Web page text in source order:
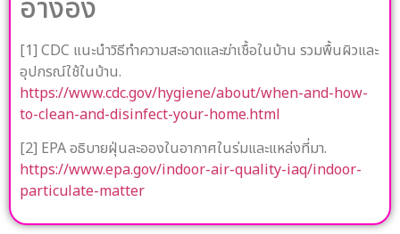
[1] CDC แนะนำวิธีทำความสะอาดและฆ่าเชื้อในบ้าน รวมพื้นผิวและ
อุปกรณ์ใช้ในบ้าน.
https://www.cdc.gov/hygiene/about/when-and-how-
to-clean-and-disinfect-your-home.html
[2] EPA อธิบายฝุ่นละอองในอากาศในร่มและแหล่งที่มา.
https://www.epa.gov/indoor-air-quality-iaq/indoor-
particulate-matter